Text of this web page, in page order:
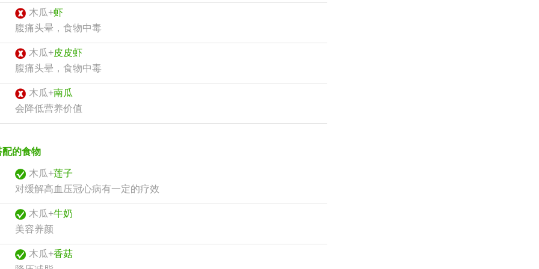
木瓜+虾
腹痛头晕，食物中毒
木瓜+皮皮虾
腹痛头晕，食物中毒
木瓜+南瓜
会降低营养价值
配的食物
木瓜+莲子
对缓解高血压冠心病有一定的疗效
木瓜+牛奶
美容养颜
木瓜+香菇